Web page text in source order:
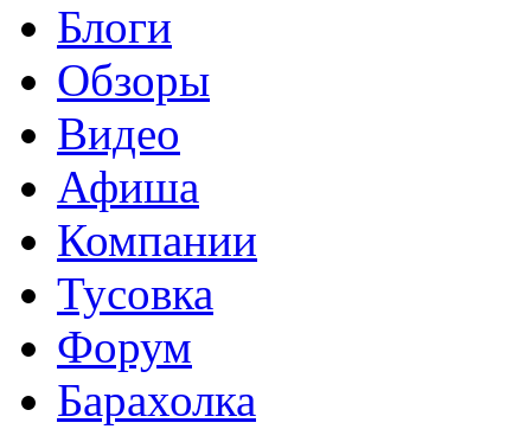
Блоги
Обзоры
Видео
Афиша
Компании
Тусовка
Форум
Барахолка